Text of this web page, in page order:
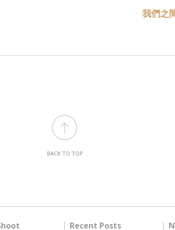
我們之
BACK TO TOP
Recent Posts